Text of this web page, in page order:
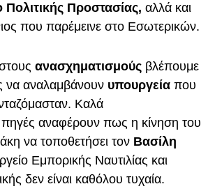
Προστασίας, αλλά και
που παρέμεινε στο Εσωτερικών.
ανασχηματισμούς βλέπουμε
να αναλαμβάνουν υπουργεία που
Καλά
αναφέρουν πως η κίνηση του
να τοποθετήσει τον Βασίλη
Εμπορικής Ναυτιλίας και
δεν είναι καθόλου τυχαία.